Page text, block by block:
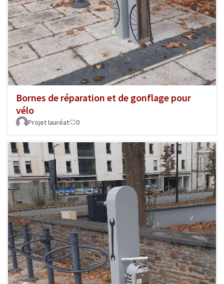
Bornes de réparation et de gonflage pour
vélo
Projet lauréat 0